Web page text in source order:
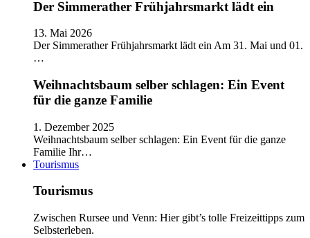
Der Simmerather Frühjahrsmarkt lädt ein
13. Mai 2026
Der Simmerather Frühjahrsmarkt lädt ein Am 31. Mai und 01.
…
Weihnachtsbaum selber schlagen: Ein Event
für die ganze Familie
1. Dezember 2025
Weihnachtsbaum selber schlagen: Ein Event für die ganze
Familie Ihr…
Tourismus
Tourismus
Zwischen Rursee und Venn: Hier gibt’s tolle Freizeittipps zum
Selbsterleben.